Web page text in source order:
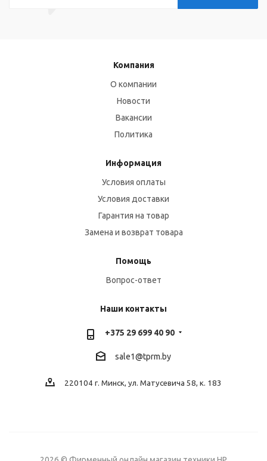
Компания
О компании
Новости
Вакансии
Политика
Информация
Условия оплаты
Условия доставки
Гарантия на товар
Замена и возврат товара
Помощь
Вопрос-ответ
Наши контакты
+375 29 699 40 90
sale1@tprm.by
220104 г. Минск, ул. Матусевича 58, к. 183